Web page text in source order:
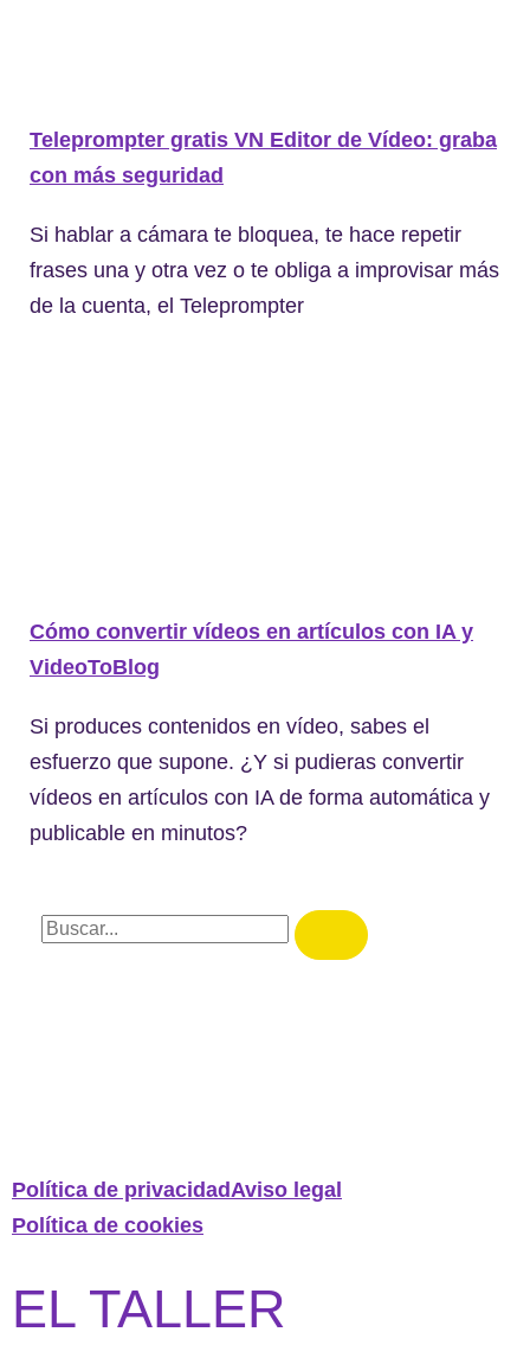
Teleprompter gratis VN Editor de Vídeo: graba
con más seguridad
Si hablar a cámara te bloquea, te hace repetir
frases una y otra vez o te obliga a improvisar más
de la cuenta, el Teleprompter
Cómo convertir vídeos en artículos con IA y
VideoToBlog
Si produces contenidos en vídeo, sabes el
esfuerzo que supone. ¿Y si pudieras convertir
vídeos en artículos con IA de forma automática y
publicable en minutos?
Política de privacidadAviso legal
Política de cookies
EL TALLER